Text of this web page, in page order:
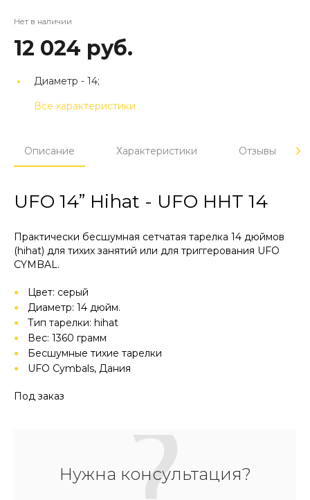
Нет в наличии
12 024 руб.
Диаметр - 14;
Все характеристики
Описание Характеристики Отзывы
UFO 14” Hihat - UFO HHT 14
Практически бесшумная сетчатая тарелка 14 дюймов
(hihat) для тихих занятий или для триггерования UFO
CYMBAL.
Цвет: серый
Диаметр: 14 дюйм.
Тип тарелки: hihat
Вес: 1360 грамм
Бесшумные тихие тарелки
UFO Cymbals, Дания
Под заказ
Нужна консультация?